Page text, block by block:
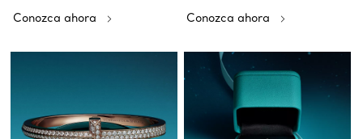
Conozca ahora Conozca ahora